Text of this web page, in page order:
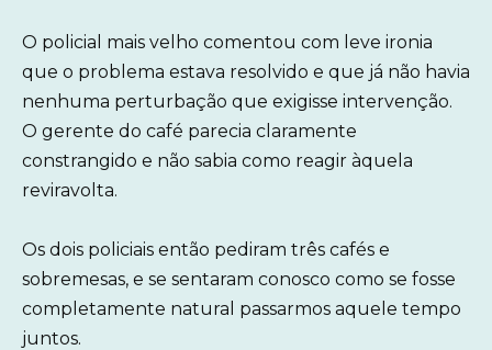
O policial mais velho comentou com leve ironia
que o problema estava resolvido e que já não havia
nenhuma perturbação que exigisse intervenção.
O gerente do café parecia claramente
constrangido e não sabia como reagir àquela
reviravolta.
Os dois policiais então pediram três cafés e
sobremesas, e se sentaram conosco como se fosse
completamente natural passarmos aquele tempo
juntos.